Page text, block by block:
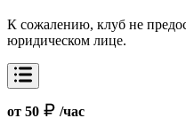
К сожалению, клуб не
юридическом лице.
от 50 /час